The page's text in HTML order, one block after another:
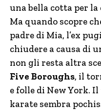
una bella cotta per
Ma quando scopre
padre di Mia, l’ex
chiudere a causa di
non gli resta altra
Five Boroughs, il
e folle di New York.
karate sembra